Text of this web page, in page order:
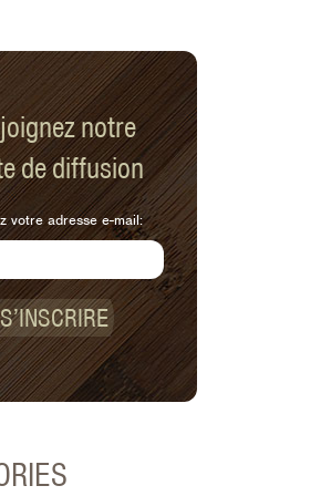
notre
de diffusion
votre adresse e-mail:
S’INSCRIRE